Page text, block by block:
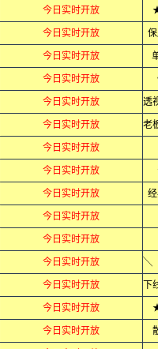
今日实时开放
今日实时开放
今日实时开放
今日实时开放
今日实时开放
今日实时开放
今日实时开放
今日实时开放
今日实时开放
今日实时开放
今日实时开放
今日实时开放
今日实时开放
今日实时开放
今日实时开放